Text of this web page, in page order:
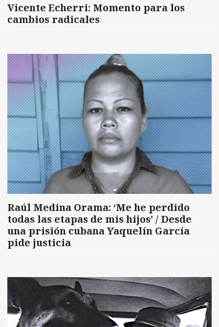
Vicente Echerri: Momento para los
cambios radicales
Raúl Medina Orama: ‘Me he perdido
todas las etapas de mis hijos’ / Desde
una prisión cubana Yaquelín García
pide justicia